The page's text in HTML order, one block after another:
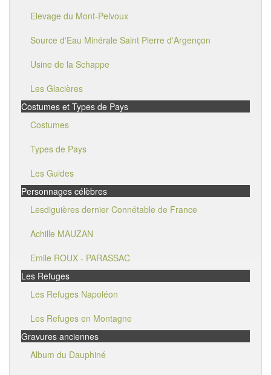
Elevage du Mont-Pelvoux
Source d'Eau Minérale Saint Pierre d'Argençon
Usine de la Schappe
Les Glacières
Costumes et Types de Pays
Costumes
Types de Pays
Les Guides
Personnages célèbres
Lesdiguières dernier Connétable de France
Achille MAUZAN
Emile ROUX - PARASSAC
Les Refuges
Les Refuges Napoléon
Les Refuges en Montagne
Gravures anciennes
Album du Dauphiné